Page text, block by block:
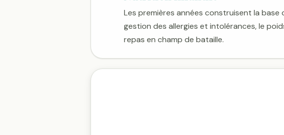
Les premières années construisent la base
gestion des allergies et intolérances, le
repas en champ de bataille.